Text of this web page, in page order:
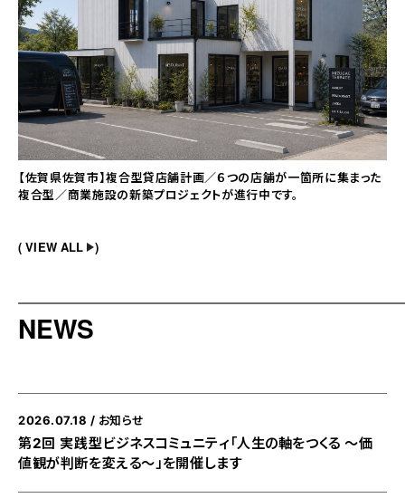
【佐賀県佐賀市】複合型貸店舗計画／６つの店舗が一箇所に集まった
複合型／商業施設の新築プロジェクトが進行中です。
VIEW ALL
NEWS
第2回 実践型ビジネスコミュニティ「人生の軸をつくる ～価
値観が判断を変える～」を開催します
2026.07.18 お知らせ